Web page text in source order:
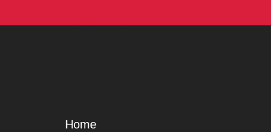
ANSÄTZE
Home